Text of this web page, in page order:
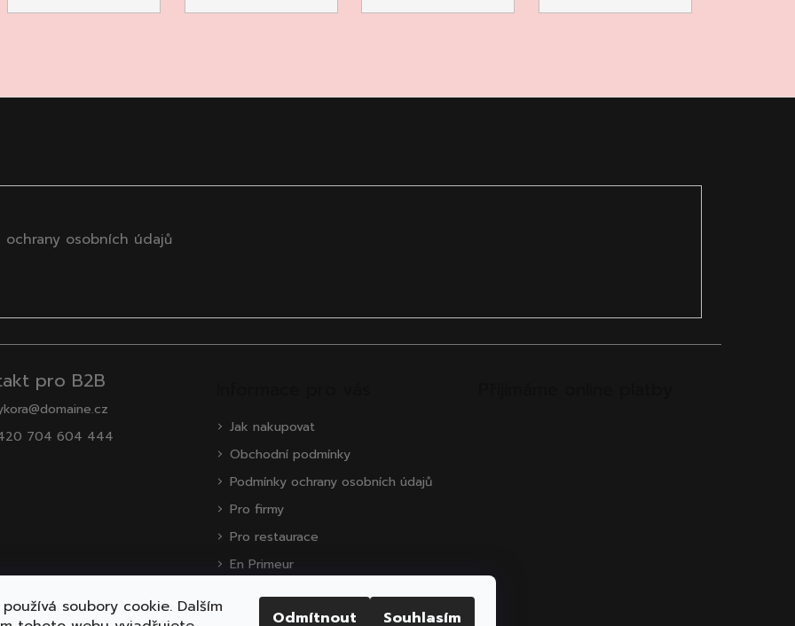
soubory cookie. Dalším
Odmítnout Souhlasím
ochrany osobních údajů
pro B2B
704 604 444
Jak nakupovat
Obchodní podmínky
Podmínky ochrany osobních údajů
Pro firmy
Pro restaurace
En Primeur
Zákaznická podpora